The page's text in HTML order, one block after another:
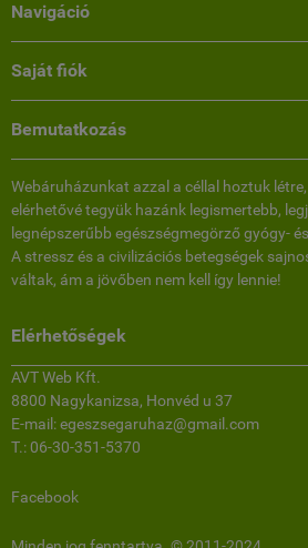
Navigáció
Saját fiók
Bemutatkozás
Webáruházunkat azzal a céllal hoztuk
elérhetővé tegyük hazánk legismertebb,
legnépszerűbb egészségmegörző gyógy-
A stressz és a civilizációs betegségek
váltak, ám a jövőben nem kell így lennie!
Elérhetőségek
AVT Web Kft.
8800 Nagykanizsa, Honvéd u 37
E-mail: egeszsegaruhaz@gmail.com
T.: 06-30-351-5370
Facebook